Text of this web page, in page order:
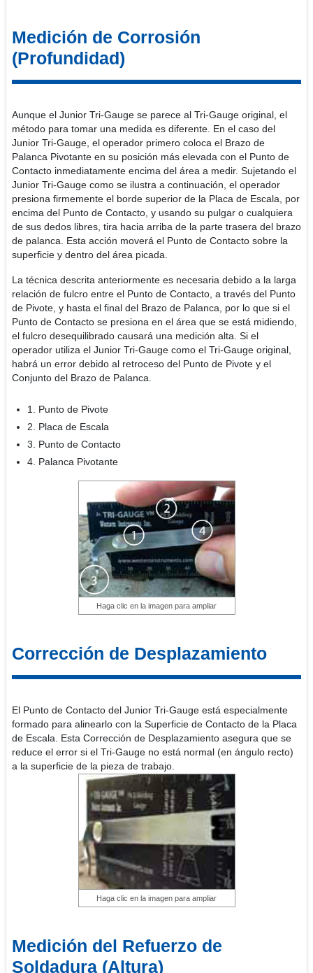
Medición de Corrosión
(Profundidad)
Aunque el Junior Tri-Gauge se parece al Tri-Gauge original, el
método para tomar una medida es diferente. En el caso del
Junior Tri-Gauge, el operador primero coloca el Brazo de
Palanca Pivotante en su posición más elevada con el Punto de
Contacto inmediatamente encima del área a medir. Sujetando el
Junior Tri-Gauge como se ilustra a continuación, el operador
presiona firmemente el borde superior de la Placa de Escala, por
encima del Punto de Contacto, y usando su pulgar o cualquiera
de sus dedos libres, tira hacia arriba de la parte trasera del brazo
de palanca. Esta acción moverá el Punto de Contacto sobre la
superficie y dentro del área picada.
La técnica descrita anteriormente es necesaria debido a la larga
relación de fulcro entre el Punto de Contacto, a través del Punto
de Pivote, y hasta el final del Brazo de Palanca, por lo que si el
Punto de Contacto se presiona en el área que se está midiendo,
el fulcro desequilibrado causará una medición alta. Si el
operador utiliza el Junior Tri-Gauge como el Tri-Gauge original,
habrá un error debido al retroceso del Punto de Pivote y el
Conjunto del Brazo de Palanca.
1. Punto de Pivote
2. Placa de Escala
3. Punto de Contacto
4. Palanca Pivotante
Haga clic en la imagen para ampliar
Corrección de Desplazamiento
El Punto de Contacto del Junior Tri-Gauge está especialmente
formado para alinearlo con la Superficie de Contacto de la Placa
de Escala. Esta Corrección de Desplazamiento asegura que se
reduce el error si el Tri-Gauge no está normal (en ángulo recto)
a la superficie de la pieza de trabajo.
Haga clic en la imagen para ampliar
Medición del Refuerzo de
Soldadura (Altura)